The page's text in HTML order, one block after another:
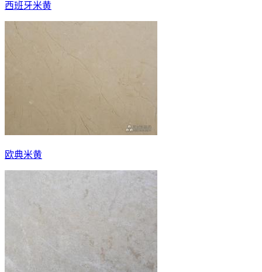
西班牙米黄
欧典米黄